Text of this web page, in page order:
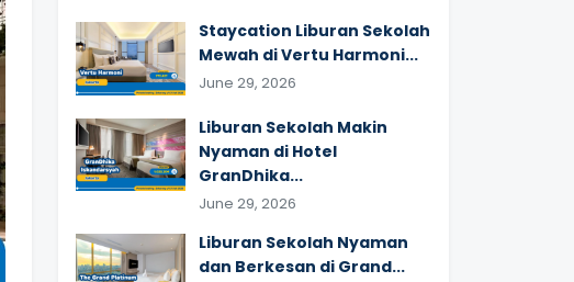
Staycation Liburan Sekolah
Mewah di Vertu Harmoni...
June 29, 2026
Liburan Sekolah Makin
Nyaman di Hotel
GranDhika...
June 29, 2026
Liburan Sekolah Nyaman
dan Berkesan di Grand...